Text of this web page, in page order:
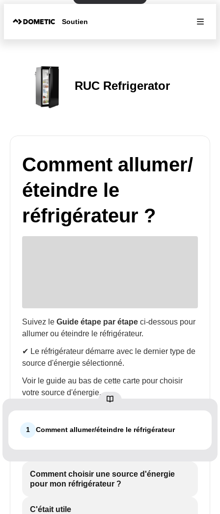
Soutien
RUC Refrigerator
Comment allumer/
éteindre le
réfrigérateur ?
Suivez le Guide étape par étape ci-dessous pour
allumer ou éteindre le réfrigérateur.
✔ Le réfrigérateur démarre avec le dernier type de
source d'énergie sélectionné.
Voir le guide au bas de cette carte pour choisir
votre source d'énergie.
1 Comment allumer/éteindre le réfrigérateur
Comment choisir une source d'énergie
pour mon réfrigérateur ?
C'était utile